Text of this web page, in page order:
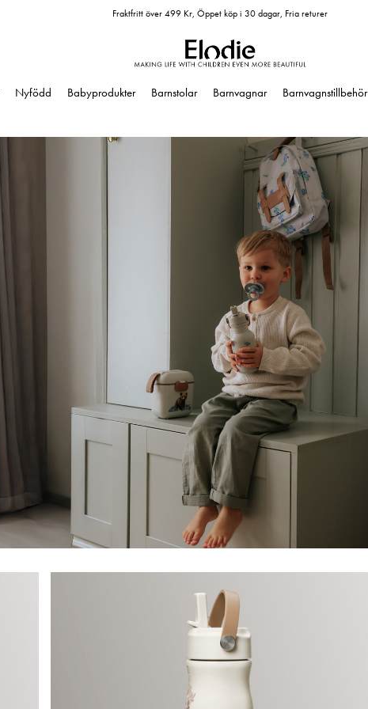
Fraktfritt över 499 Kr, Öppet köp i 30 dagar, Fria returer
Nyfödd Babyprodukter Barnstolar Barnvagnar Barnvagnstillbehör